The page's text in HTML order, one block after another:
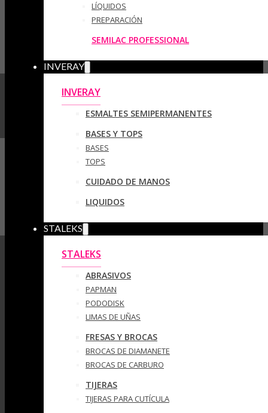
LÍQUIDOS
PREPARACIÓN
SEMILAC PROFESSIONAL
INVERAY
INVERAY
ESMALTES SEMIPERMANENTES
BASES Y TOPS
BASES
TOPS
CUIDADO DE MANOS
LIQUIDOS
STALEKS
STALEKS
ABRASIVOS
PAPMAN
PODODISK
LIMAS DE UÑAS
FRESAS Y BROCAS
BROCAS DE DIAMANETE
BROCAS DE CARBURO
TIJERAS
TIJERAS PARA CUTÍCULA